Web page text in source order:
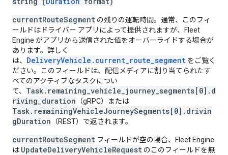
currentRouteSegment の残りの運転時間。通常、このフィ
ールドはドライバー アプリによって提供されますが、Fleet
Engine がアプリから送信された値をオーバーライドする場合が
あります。詳しく
は、 DeliveryVehicle.current_route_segment をご覧く
ださい。このフィールドは、配信メディアに割り当てられたす
べてのアクティブなタスクについ
て、 Task.remaining_vehicle_journey_segments[0].d
riving_duration （gRPC）または
Task.remainingVehicleJourneySegments[0].drivin
gDuration （REST）で返されます。
currentRouteSegment フィールドが空の場合、Fleet Engine
は UpdateDeliveryVehicleRequest のこのフィールドを無